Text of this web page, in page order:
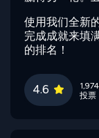
使用我们全新
完成成就来填
的排名！
4.6
投票